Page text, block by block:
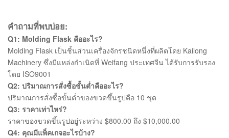
คำถามที่พบบ่อย:
Q1: Molding Flask คืออะไร?
Molding Flask เป็นชิ้นส่วนเครื่องจักรชนิดหนึ่งที่ผลิตโดย Kailong
Machinery ซึ่งมีแหล่งกำเนิดที่ Weifang ประเทศจีน ได้รับการรับรอง
โดย ISO9001
Q2: ปริมาณการสั่งซื้อขั้นต่ำคืออะไร?
ปริมาณการสั่งซื้อขั้นต่ำของขวดขึ้นรูปคือ 10 ชุด
Q3: ราคาเท่าไหร่?
ราคาของขวดขึ้นรูปอยู่ระหว่าง $800.00 ถึง $10,000.00
Q4: คุณมีแพ็คเกจอะไรบ้าง?